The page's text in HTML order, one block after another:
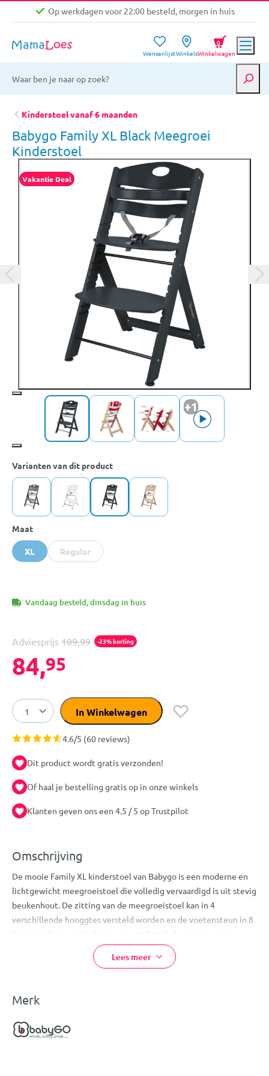
Op werkdagen voor 22:00 besteld, morgen in huis
Gratis verzending vanaf €39,-
Op werkdagen voor 22:00 besteld, morgen in huis
WensenlijstWinkelsWinkelwagen
0
Kinderstoel vanaf 6 maanden
Babygo Family XL Black Meegroei
Kinderstoel
Vakantie Deal
+1
Varianten van dit product
Maat
XL Regular
Vandaag besteld, dinsdag in huis
Adviesprijs 109,99 -23% korting
84,95
In Winkelwagen
4.6/5 (60 reviews)
Dit product wordt gratis verzonden!
Of haal je bestelling gratis op in onze winkels
Klanten geven ons een 4.5 / 5 op Trustpilot
Omschrijving
De mooie Family XL kinderstoel van Babygo is een moderne en
lichtgewicht meegroeistoel die volledig vervaardigd is uit stevig
beukenhout. De zitting van de meegroeistoel kan in 4
verschillende hooggtes versteld worden en de voetensteun in 8
hoogtes! Zo is er altijd wel een comfortabele positie voor je
kindje te vinden, in elke fase van zijn of haar groei.
Doordat de Family XL kinderstoel op een makkelijke manier met
de kleutertijd een fijn, eigen stoeltje om gezellig mee aan te
en een 3-punts veiligheidstuigje voor de nodige veiligheid.
Kortom: een mooie en praktische meegroeistoel die jarenlang
Lees meer
Merk